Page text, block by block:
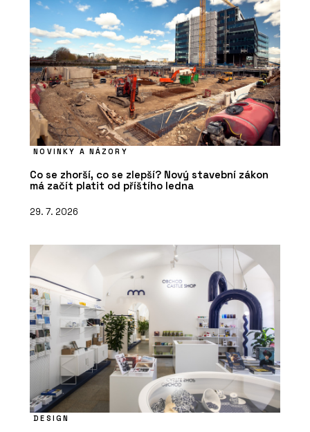
NOVINKY A NÁZORY
Co se zhorší, co se zlepší? Nový stavební zákon
má začít platit od příštího ledna
29. 7. 2026
DESIGN